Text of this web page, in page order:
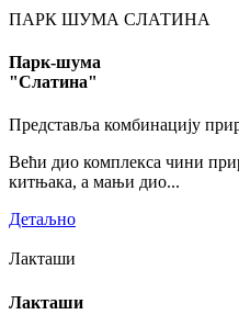
ПАРК ШУМА СЛАТИНА
Парк-шума
"Слатина"
Представља комбинацију
Већи дио комплекса чини
китњака, а мањи дио...
Детаљно
Лакташи
Лакташи